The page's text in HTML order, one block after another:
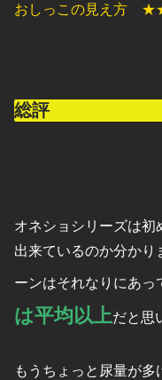
おしっこの見え方
総評
オネショシリーズは初
出来ているのか分かり
ーンはそれなりにあっ
は平均以上だと思
もうちょっと尿量が